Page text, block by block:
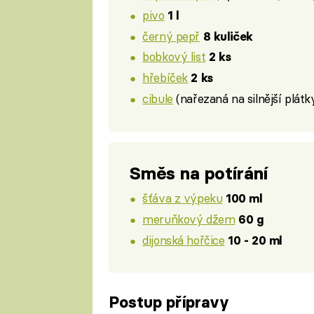
pivo 1 l
černý pepř 8 kuliček
bobkový list 2 ks
hřebíček 2 ks
cibule (nařezaná na silnější
Směs na potírání
šťáva z výpeku 100 ml
meruňkový džem 60 g
dijonská hořčice 10 - 20 ml
Postup přípravy